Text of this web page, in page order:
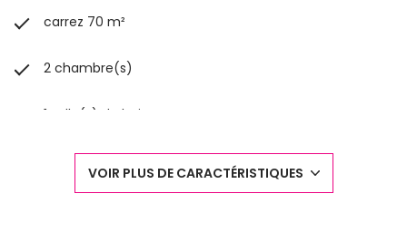
carrez 70 m²
2 chambre(s)
1 salle(s) de bain
construit en 1900
VOIR PLUS DE CARACTÉRISTIQUES